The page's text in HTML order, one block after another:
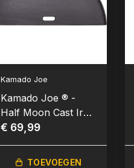
Kamado Joe
Kamado Joe ® -
Half Moon Cast Iron
(Gietijzer) Reversible
€ 69,99
TOEVOEGEN